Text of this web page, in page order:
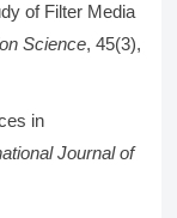
of Filter Media
Science, 45(3),
in
Journal of